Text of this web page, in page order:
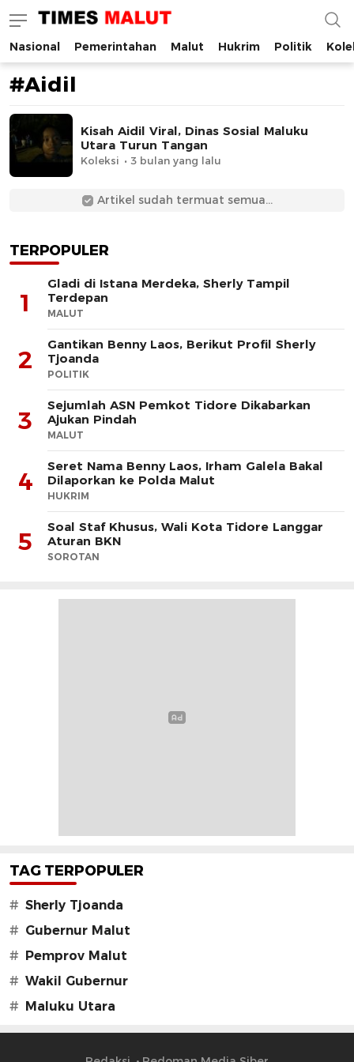
Times Malut
Berita Maluku Utara Terbaru
Nasional Pemerintahan Malut Hukrim Politik
#Aidil
Kisah Aidil Viral, Dinas Sosial Maluku
Utara Turun Tangan
Koleksi 3 bulan yang lalu
Artikel sudah termuat semua...
TERPOPULER
1
Gladi di Istana Merdeka, Sherly Tampil
Terdepan
MALUT
2
Gantikan Benny Laos, Berikut Profil Sherly
Tjoanda
POLITIK
3
Sejumlah ASN Pemkot Tidore Dikabarkan
Ajukan Pindah
MALUT
4
Seret Nama Benny Laos, Irham Galela Bakal
Dilaporkan ke Polda Malut
HUKRIM
5
Soal Staf Khusus, Wali Kota Tidore Langgar
Aturan BKN
SOROTAN
TAG TERPOPULER
# Sherly Tjoanda
# Gubernur Malut
# Pemprov Malut
# Wakil Gubernur
# Maluku Utara